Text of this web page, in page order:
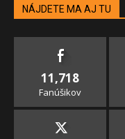
NÁJDETE MA AJ TU
11,718
Fanúšikov